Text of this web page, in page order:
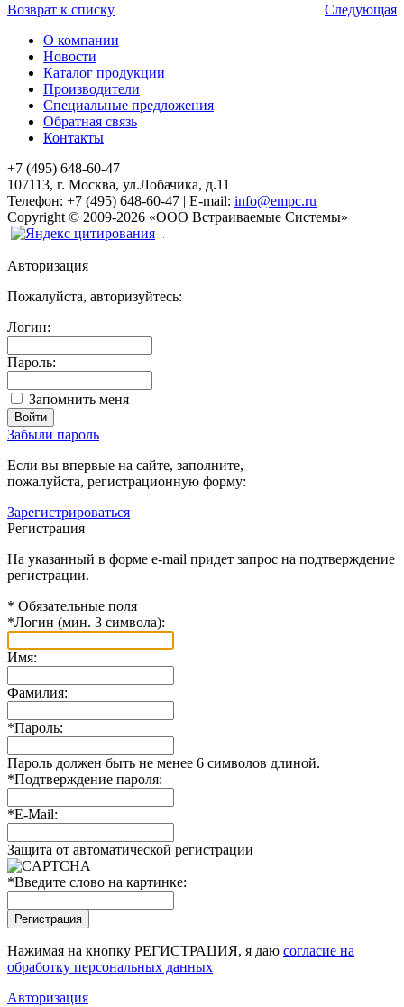
Возврат к списку
Следующая
О компании
Новости
Каталог продукции
Производители
Специальные предложения
Обратная связь
Контакты
+7 (495) 648-60-47
107113, г. Москва, ул.Лобачика, д.11
Телефон: +7 (495) 648-60-47 | E-mail: info@empc.ru
Copyright © 2009-2026 «ООО Встраиваемые Системы»
Авторизация
Пожалуйста, авторизуйтесь:
Логин:
Пароль:
Запомнить меня
Забыли пароль
Если вы впервые на сайте, заполните,
пожалуйста, регистрационную форму:
Зарегистрироваться
Регистрация
На указанный в форме e-mail придет запрос на подтверждение
регистрации.
* Обязательные поля
*Логин (мин. 3 символа):
Имя:
Фамилия:
*Пароль:
Пароль должен быть не менее 6 символов длиной.
*Подтверждение пароля:
*E-Mail:
Защита от автоматической регистрации
*Введите слово на картинке:
Нажимая на кнопку РЕГИСТРАЦИЯ, я даю согласие на
обработку персональных данных
Авторизация